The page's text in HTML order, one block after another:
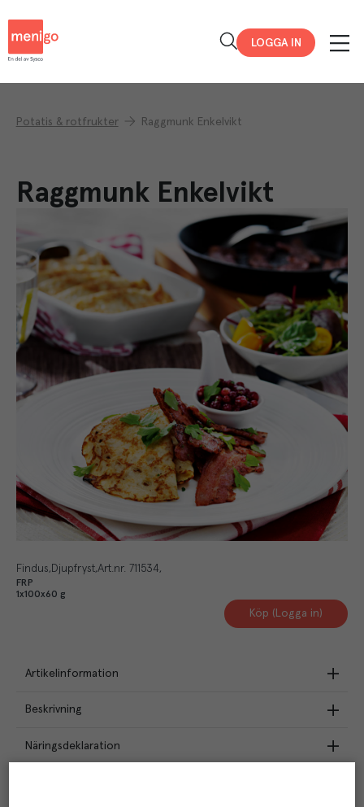
LOGGA IN
Potatis & rotfrukter Raggmunk Enkelvikt
Raggmunk Enkelvikt
Findus Djupfryst Art.nr. 711534
FRP
1x100x60 g
Köp (Logga in)
Artikelinformation
Beskrivning
Näringsdeklaration